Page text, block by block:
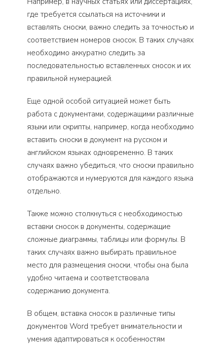
где требуется ссылаться на источники и
вставлять сноски, важно следить за точностью и
соответствием номеров сносок. В таких случаях
необходимо аккуратно следить за
последовательностью вставленных сносок и их
правильной нумерацией.
Еще одной особой ситуацией может быть
работа с документами, содержащими различные
языки или скрипты, например, когда необходимо
вставить сноски в документ на русском и
английском языках одновременно. В таких
случаях важно убедиться, что сноски правильно
отображаются и нумеруются для каждого языка
отдельно.
Также можно столкнуться с необходимостью
вставки сносок в документы, содержащие
сложные диаграммы, таблицы или формулы. В
таких случаях важно выбирать правильное
место для размещения сноски, чтобы она была
удобно читаема и соответствовала
содержанию документа.
В общем, вставка сносок в различные типы
документов Word требует внимательности и
умения адаптироваться к особенностям